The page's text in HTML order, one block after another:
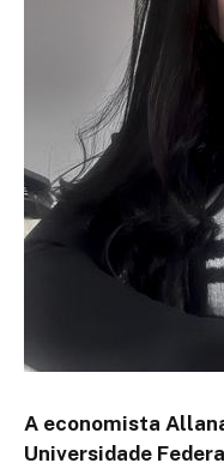
A economista
Universidade